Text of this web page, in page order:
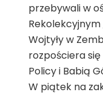
przebywali w
Rekolekcyjnym
Wojtyły w
rozpościera
Policy i Babią
W piątek na